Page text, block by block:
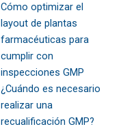
Cómo optimizar el
layout de plantas
farmacéuticas para
cumplir con
inspecciones GMP
¿Cuándo es necesario
realizar una
recualificación GMP?